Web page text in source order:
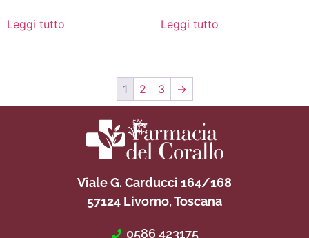
Leggi tutto Leggi tutto
1 2 3 →
Viale G. Carducci 164/168
57124 Livorno, Toscana
0586 423175